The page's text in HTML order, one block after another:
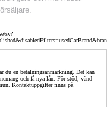
sv?
du en betalningsanmärkning. Det kan
och få nya lån. För stöd, vänd
Kontaktuppgifter finns på